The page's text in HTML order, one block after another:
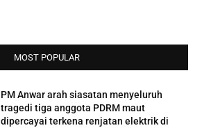
MOST POPULAR
PM Anwar arah siasatan menyeluruh
tragedi tiga anggota PDRM maut
dipercayai terkena renjatan elektrik di